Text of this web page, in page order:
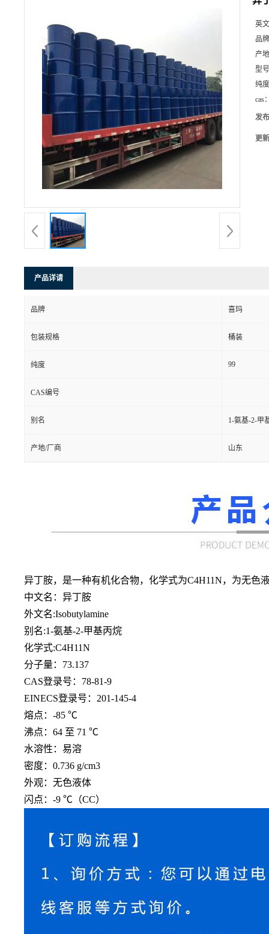
英
品
产
型
纯
cas
发
更
产品详请
品牌 喜玛
包装规格 桶装
纯度 99
CAS编号
别名 1-氨基-2-甲
产地/厂商 山东
异丁胺，是一种有机化合物，化学式为C4H11N，为无色
中文名：异丁胺
外文名:Isobutylamine
别名:1-氨基-2-甲基丙烷
化学式:C4H11N
分子量： 73.137
CAS登录号：78-81-9
EINECS登录号：201-145-4
熔点： -85 ℃
沸点： 64 至 71 ℃
水溶性：易溶
密度： 0.736 g/cm3
外观：无色液体
闪点： -9 ℃（CC）